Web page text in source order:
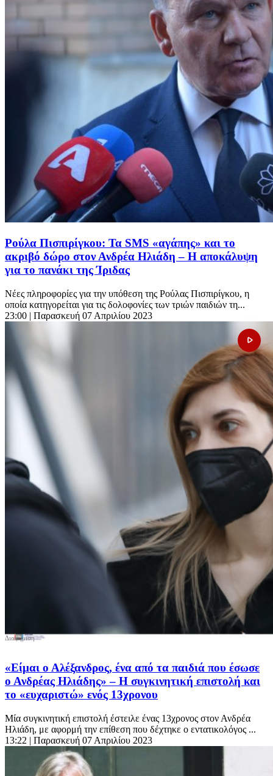
Ρούλα Πισπιρίγκου: Τα SMS «αγάπης» και το
ακριβό δώρο στον Ανδρέα Ηλιάδη – Η αποκάλυψη
για το πανάκι της Ίριδας
Νέες πληροφορίες για την υπόθεση της Ρούλας Πισπιρίγκου, η
οποία κατηγορείται για τις δολοφονίες των τριών παιδιών τη...
23:00 | Παρασκευή 07 Απριλίου 2023
«Είμαι ο Αλέξανδρος, ένα από τα παιδιά που έσωσε
ο Ανδρέας Ηλιάδης» – Η συγκινητική επιστολή και
το «ευχαριστώ» ενός 13χρονου
Μία συγκινητική επιστολή έστειλε ένας 13χρονος στον Ανδρέα
Ηλιάδη, με αφορμή την επίθεση που δέχτηκε ο εντατικολόγος ...
13:22 | Παρασκευή 07 Απριλίου 2023